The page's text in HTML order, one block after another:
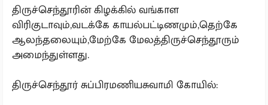
திருச்செந்தூரின் கிழக்கில் வங்காள
விரிகுடாவும்,வடக்கே காயல்பட்டிணமும்,தெற்கே
ஆலந்தலையும்,மேற்கே மேலத்திருச்செந்தூரும்
அமைந்துள்ளது.
திருச்செந்தூர் சுப்பிரமணியசுவாமி கோயில்: